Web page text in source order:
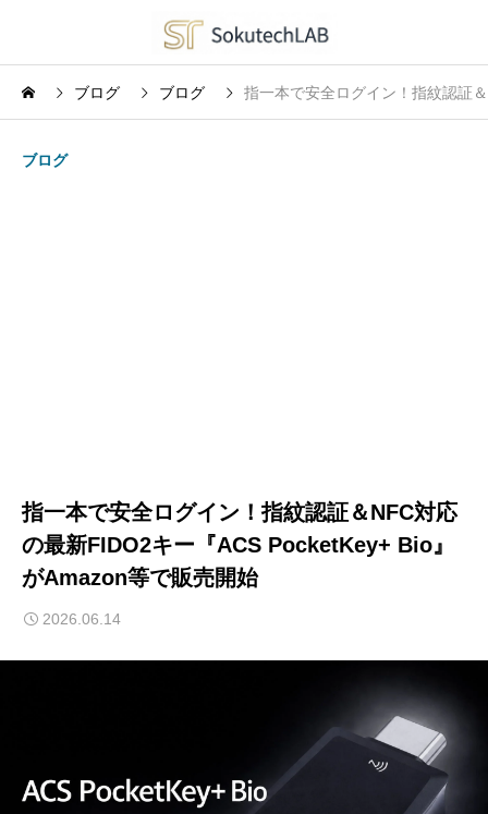
ブログ ブログ 指一本で安全ログイン！指紋認証
ブログ
指一本で安全ログイン！指紋認証＆NFC対応
の最新FIDO2キー『ACS PocketKey+ Bio』
がAmazon等で販売開始
2026.06.14